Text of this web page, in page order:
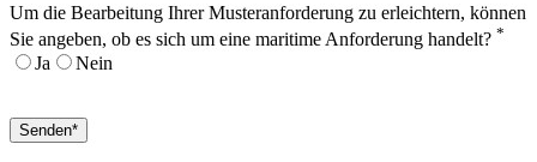
Um die Bearbeitung Ihrer Musteranforderung zu erleichtern, können
Sie angeben, ob es sich um eine maritime Anforderung handelt? *
Ja Nein